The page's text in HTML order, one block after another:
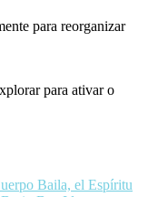
para reorganizar
para ativar o
Baila, el Espíritu